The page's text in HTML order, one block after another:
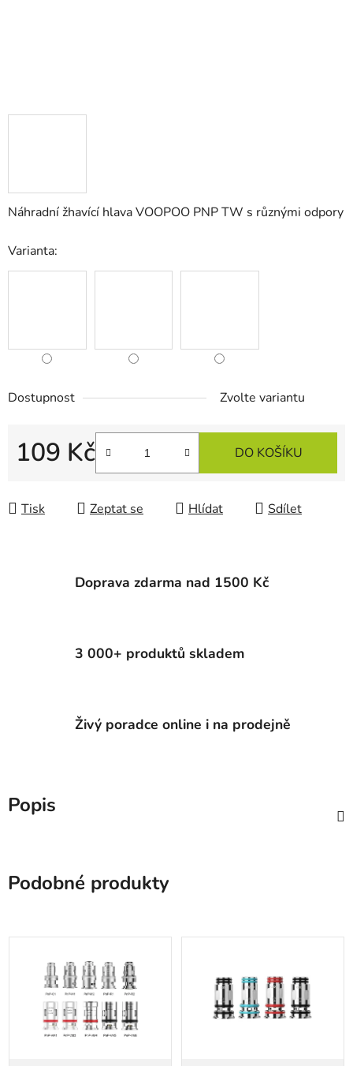
Náhradní žhavící hlava VOOPOO PNP TW s různými odpory
Varianta:
Dostupnost Zvolte variantu
109 Kč DO KOŠÍKU
Tisk Zeptat se Hlídat Sdílet
Doprava zdarma nad 1500 Kč
3 000+ produktů skladem
Živý poradce online i na prodejně
Popis
Podobné produkty